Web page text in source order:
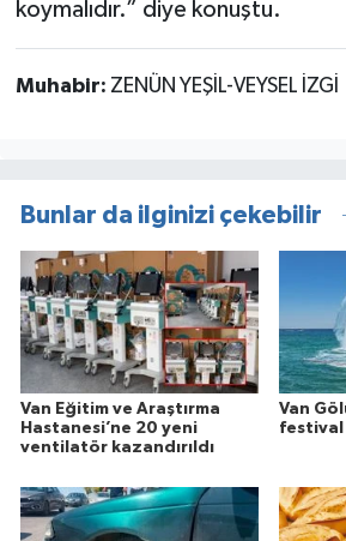
koymalıdır.” diye konuştu.
Muhabir: ZENÜN YEŞİL-VEYSEL İZGİ
Bunlar da ilginizi çekebilir
Van Eğitim ve Araştırma
Hastanesi’ne 20 yeni
ventilatör kazandırıldı
Van
festival